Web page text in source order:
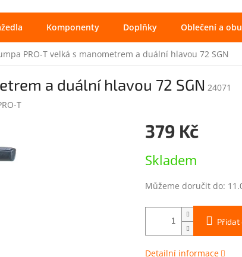
Komponenty Doplňky Oblečení a
PRO-T velká s manometrem a duální hlavou 72 SGN
a duální hlavou 72 SGN 24071
T
379 Kč
cena:
Skladem
Můžeme doručit do:
Přidat
Detailní informace